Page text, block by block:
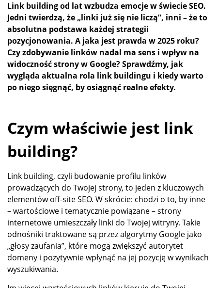
Link building od lat wzbudza emocje w świecie SEO.
Jedni twierdzą, że „linki już się nie liczą”, inni – że to
absolutna podstawa każdej strategii
pozycjonowania. A jaka jest prawda w 2025 roku?
Czy zdobywanie linków nadal ma sens i wpływ na
widoczność strony w Google? Sprawdźmy, jak
wygląda aktualna rola link buildingu i kiedy warto
po niego sięgnąć, by osiągnąć realne efekty.
Czym właściwie jest link
building?
Link building, czyli budowanie profilu linków
prowadzących do Twojej strony, to jeden z kluczowych
elementów off-site SEO. W skrócie: chodzi o to, by inne
– wartościowe i tematycznie powiązane – strony
internetowe umieszczały linki do Twojej witryny. Takie
odnośniki traktowane są przez algorytmy Google jako
„głosy zaufania”, które mogą zwiększyć autorytet
domeny i pozytywnie wpłynąć na jej pozycję w wynikach
wyszukiwania.